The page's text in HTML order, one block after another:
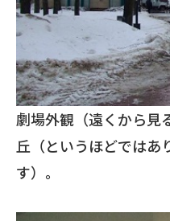
劇場外観（遠くから見
丘（というほどではあ
す）。